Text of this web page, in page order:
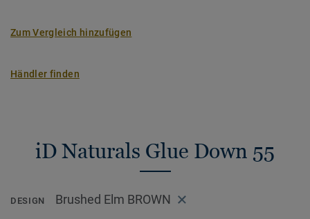
Zum Vergleich hinzufügen
Händler finden
iD Naturals Glue Down 55
DESIGN Brushed Elm BROWN